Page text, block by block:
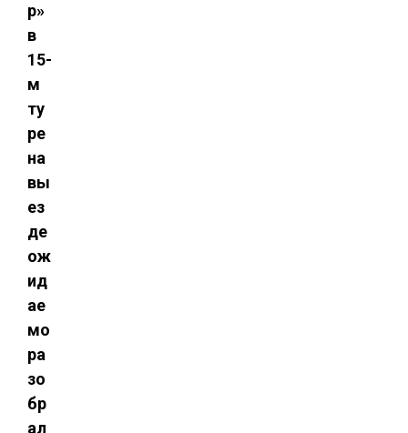
р»
в
15-
м
ту
ре
на
вы
ез
де
ож
ид
ае
мо
ра
зо
бр
ал